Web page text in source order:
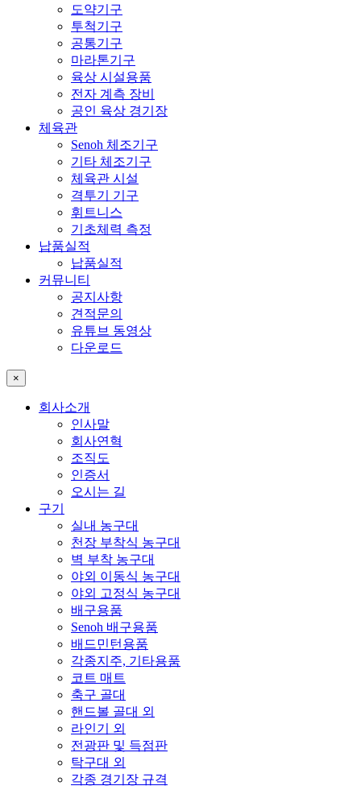
도약기구
투척기구
공통기구
마라톤기구
육상 시설용품
전자 계측 장비
공인 육상 경기장
체육관
Senoh 체조기구
기타 체조기구
체육관 시설
격투기 기구
휘트니스
기초체력 측정
납품실적
납품실적
커뮤니티
공지사항
견적문의
유튜브 동영상
다운로드
×
회사소개
인사말
회사연혁
조직도
인증서
오시는 길
구기
실내 농구대
천장 부착식 농구대
벽 부착 농구대
야외 이동식 농구대
야외 고정식 농구대
배구용품
Senoh 배구용품
배드민턴용품
각종지주, 기타용품
코트 매트
축구 골대
핸드볼 골대 외
라인기 외
전광판 및 득점판
탁구대 외
각종 경기장 규격